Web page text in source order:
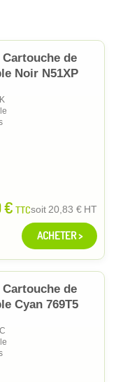
Cartouche de
Noir N51XP
€ TTCsoit20,83 € HT
ACHETER >
Cartouche de
Cyan 769T5